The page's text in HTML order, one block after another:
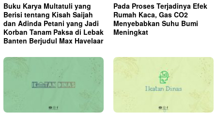
Buku Karya Multatuli yang
Berisi tentang Kisah Saijah
dan Adinda Petani yang Jadi
Korban Tanam Paksa di Lebak
Banten Berjudul Max Havelaar
Pada Proses Terjadinya Efek
Rumah Kaca, Gas CO2
Menyebabkan Suhu Bumi
Meningkat